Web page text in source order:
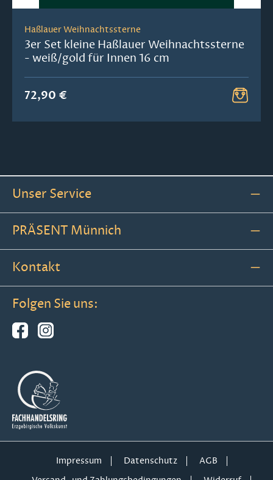
Haßlauer Weihnachtssterne
3er Set kleine Haßlauer Weihnachtssterne
- weiß/gold für Innen 16 cm
72,90 €
Unser Service
PRÄSENT Münnich
Kontakt
Folgen Sie uns:
Impressum Datenschutz
AGB